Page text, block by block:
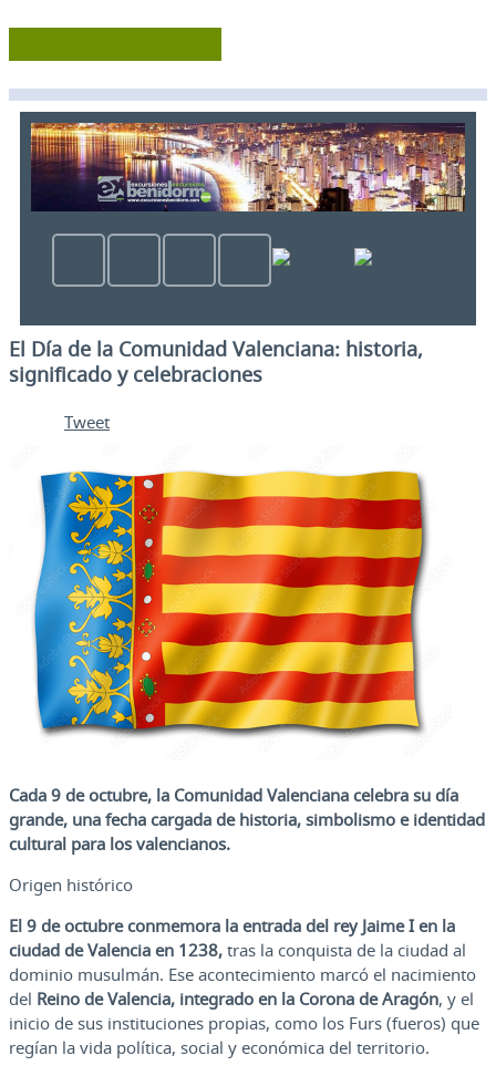
El Día de la Comunidad Valenciana: historia,
significado y celebraciones
Tweet
Cada 9 de octubre, la Comunidad Valenciana celebra su día
grande, una fecha cargada de historia, simbolismo e identidad
cultural para los valencianos.
Origen histórico
El 9 de octubre conmemora la entrada del rey Jaime I en la
ciudad de Valencia en 1238, tras la conquista de la ciudad al
dominio musulmán. Ese acontecimiento marcó el nacimiento
del Reino de Valencia, integrado en la Corona de Aragón, y el
inicio de sus instituciones propias, como los Furs (fueros) que
regían la vida política, social y económica del territorio.